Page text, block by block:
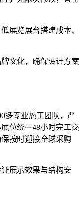
展览展台搭建成本、
文化，确保设计方案
多专业施工团队，严
位统一48小时完工交
按时迎接全球采购
展示效果与结构安